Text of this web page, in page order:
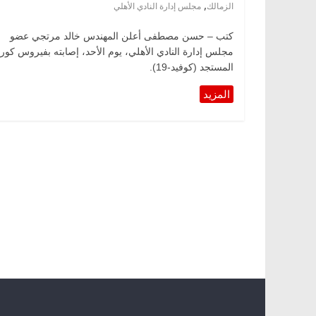
الزمالك, مجلس إدارة النادي الأهلي
كتب – حسن مصطفى أعلن المهندس خالد مرتجي عضو
مجلس إدارة النادي الأهلي، يوم الأحد، إصابته بفيروس
المستجد (كوفيد-19).